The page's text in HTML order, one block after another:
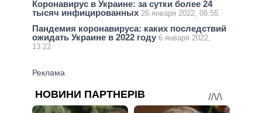
Коронавирус в Украине: за сутки более 24
тысяч инфицированных 26 января 2022, 08:55
Пандемия коронавируса: каких последствий
ожидать Украине в 2022 году 6 января 2022,
13:22